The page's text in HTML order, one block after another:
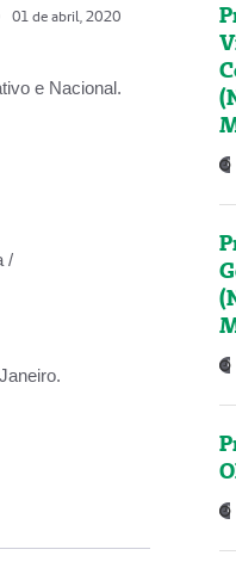
01 de abril, 2020
e Nacional.
/